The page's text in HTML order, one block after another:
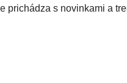
prichádza s novinkami a